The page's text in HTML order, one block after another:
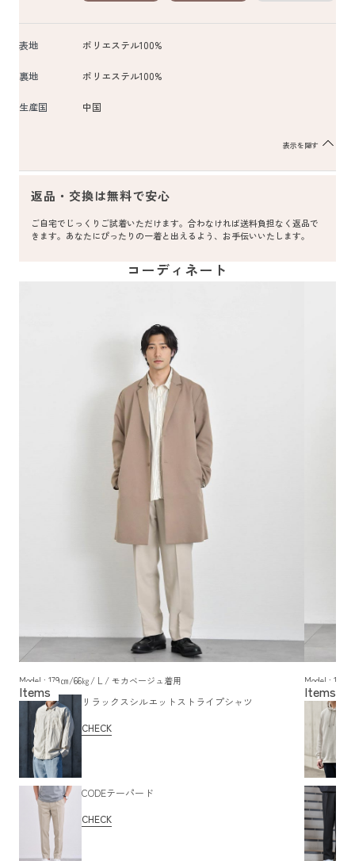
表地 ポリエステル100%
裏地 ポリエステル100%
生産国 中国
表示を隠す
返品・交換は無料で安心
ご自宅でじっくりご試着いただけます。合わなければ送料負担なく返品で
きます。あなたにぴったりの一着と出えるよう、お手伝いいたします。
コーディネート
Model : 179㎝/66㎏/ L / モカベージュ着用
リラックスシルエットストライプシャツ
CHECK
CODEテーパード
CHECK
Model : 179